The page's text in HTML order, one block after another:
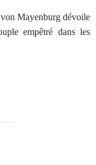
Mayenburg dévoile
empêtré dans les